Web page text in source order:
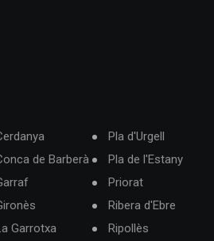
de Barberà
Garrotxa
Pla d'Urgell
Pla de l'Estany
Priorat
Ribera d'Ebre
Ripollès